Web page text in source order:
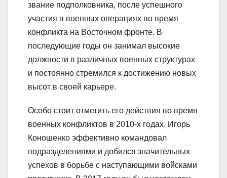
звание подполковника, после успешного
участия в военных операциях во время
конфликта на Восточном фронте. В
последующие годы он занимал высокие
должности в различных военных структурах
и постоянно стремился к достижению новых
высот в своей карьере.
Особо стоит отметить его действия во время
военных конфликтов в 2010-х годах. Игорь
Коношенко эффективно командовал
подразделениями и добился значительных
успехов в борьбе с наступающими войсками